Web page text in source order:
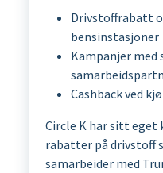
Drivstoffrabatt
bensinstasjoner
Kampanjer
Cashback ved
Circle K har sitt
rabatter på drivstoff
samarbeider med